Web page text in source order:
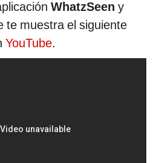
WhatzSeen y
te muestra el siguiente
YouTube.